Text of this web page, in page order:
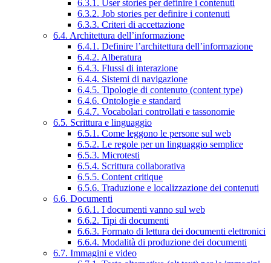
6.3.1. User stories per definire i contenuti
6.3.2. Job stories per definire i contenuti
6.3.3. Criteri di accettazione
6.4. Architettura dell’informazione
6.4.1. Definire l’architettura dell’informazione
6.4.2. Alberatura
6.4.3. Flussi di interazione
6.4.4. Sistemi di navigazione
6.4.5. Tipologie di contenuto (content type)
6.4.6. Ontologie e standard
6.4.7. Vocabolari controllati e tassonomie
6.5. Scrittura e linguaggio
6.5.1. Come leggono le persone sul web
6.5.2. Le regole per un linguaggio semplice
6.5.3. Microtesti
6.5.4. Scrittura collaborativa
6.5.5. Content critique
6.5.6. Traduzione e localizzazione dei contenuti
6.6. Documenti
6.6.1. I documenti vanno sul web
6.6.2. Tipi di documenti
6.6.3. Formato di lettura dei documenti elettronici
6.6.4. Modalità di produzione dei documenti
6.7. Immagini e video